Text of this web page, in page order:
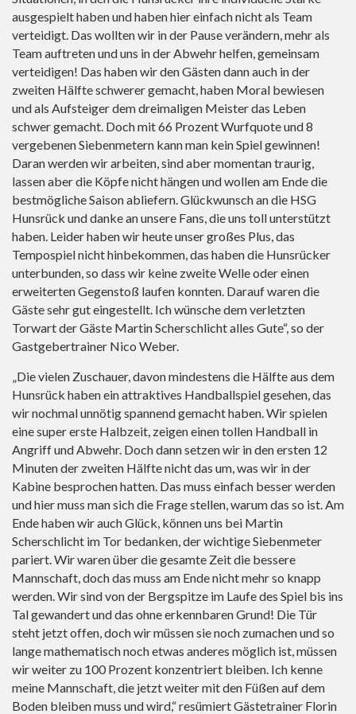
ausgespielt haben und haben hier einfach nicht als Team
verteidigt. Das wollten wir in der Pause verändern, mehr als
Team auftreten und uns in der Abwehr helfen, gemeinsam
verteidigen! Das haben wir den Gästen dann auch in der
zweiten Hälfte schwerer gemacht, haben Moral bewiesen
und als Aufsteiger dem dreimaligen Meister das Leben
schwer gemacht. Doch mit 66 Prozent Wurfquote und 8
vergebenen Siebenmetern kann man kein Spiel gewinnen!
Daran werden wir arbeiten, sind aber momentan traurig,
lassen aber die Köpfe nicht hängen und wollen am Ende die
bestmögliche Saison abliefern. Glückwunsch an die HSG
Hunsrück und danke an unsere Fans, die uns toll unterstützt
haben. Leider haben wir heute unser großes Plus, das
Tempospiel nicht hinbekommen, das haben die Hunsrücker
unterbunden, so dass wir keine zweite Welle oder einen
erweiterten Gegenstoß laufen konnten. Darauf waren die
Gäste sehr gut eingestellt. Ich wünsche dem verletzten
Torwart der Gäste Martin Scherschlicht alles Gute“, so der
Gastgebertrainer Nico Weber.
„Die vielen Zuschauer, davon mindestens die Hälfte aus dem
Hunsrück haben ein attraktives Handballspiel gesehen, das
wir nochmal unnötig spannend gemacht haben. Wir spielen
eine super erste Halbzeit, zeigen einen tollen Handball in
Angriff und Abwehr. Doch dann setzen wir in den ersten 12
Minuten der zweiten Hälfte nicht das um, was wir in der
Kabine besprochen hatten. Das muss einfach besser werden
und hier muss man sich die Frage stellen, warum das so ist. Am
Ende haben wir auch Glück, können uns bei Martin
Scherschlicht im Tor bedanken, der wichtige Siebenmeter
pariert. Wir waren über die gesamte Zeit die bessere
Mannschaft, doch das muss am Ende nicht mehr so knapp
werden. Wir sind von der Bergspitze im Laufe des Spiel bis ins
Tal gewandert und das ohne erkennbaren Grund! Die Tür
steht jetzt offen, doch wir müssen sie noch zumachen und so
lange mathematisch noch etwas anderes möglich ist, müssen
wir weiter zu 100 Prozent konzentriert bleiben. Ich kenne
meine Mannschaft, die jetzt weiter mit den Füßen auf dem
Boden bleiben muss und wird,“ resümiert Gästetrainer Florin